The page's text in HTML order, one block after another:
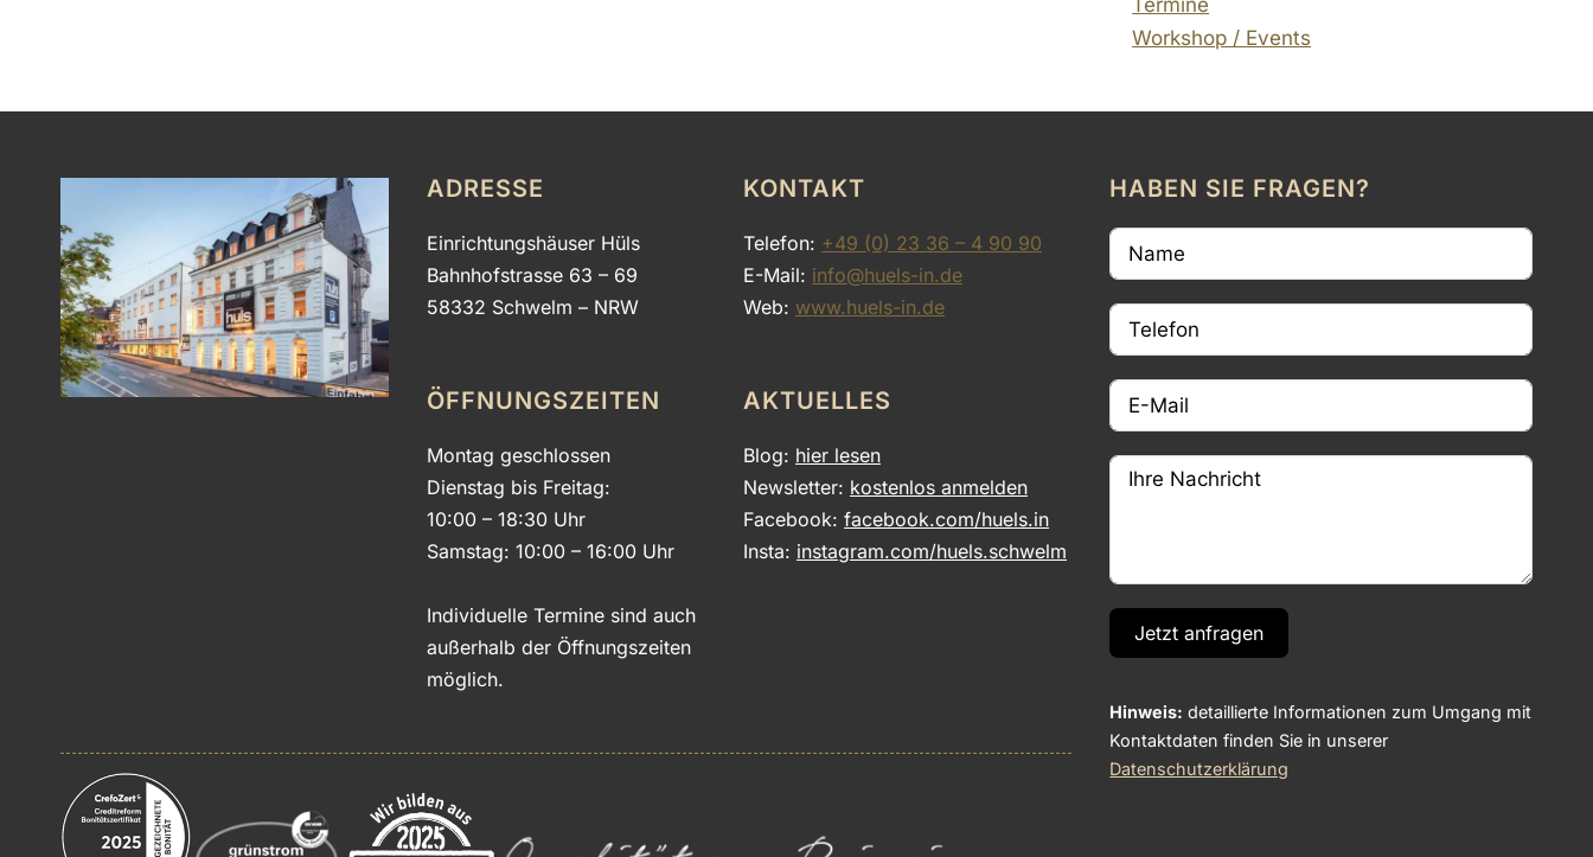
Workshop / Events
ADRESSE
Einrichtungshäuser Hüls
Bahnhofstrasse 63 – 69
58332 Schwelm – NRW
ÖFFNUNGSZEITEN
Montag geschlossen
Dienstag bis Freitag:
10:00 – 18:30 Uhr
Samstag: 10:00 – 16:00 Uhr
Individuelle Termine sind auch
außerhalb der Öffnungszeiten
möglich.
KONTAKT
Telefon: +49 (0) 23 36 – 4 90 90
E-Mail: info@huels-in.de
Web: www.huels-in.de
AKTUELLES
Blog: hier lesen
Newsletter: kostenlos anmelden
Facebook:facebook.com/huels.in
Insta: instagram.com/huels.schwelm
HABEN SIE FRAGEN?
Jetzt anfragen
Hinweis: detaillierte Informationen zum Umgang mit
Kontaktdaten finden Sie in unserer
Datenschutzerklärung